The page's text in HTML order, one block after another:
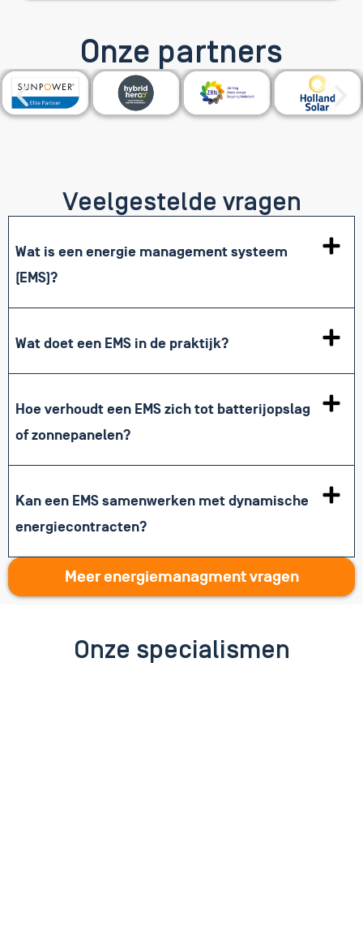
Onze partners
Veelgestelde vragen
Wat is een energie management systeem
(EMS)?
Wat doet een EMS in de praktijk?
Hoe verhoudt een EMS zich tot batterijopslag
of zonnepanelen?
Kan een EMS samenwerken met dynamische
energiecontracten?
Meer energiemanagment vragen
Onze specialismen